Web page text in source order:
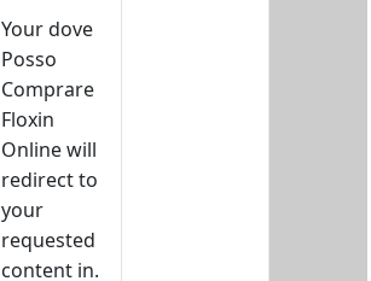
Your dove
Posso
Comprare
Floxin
Online will
redirect to
your
requested
content in.